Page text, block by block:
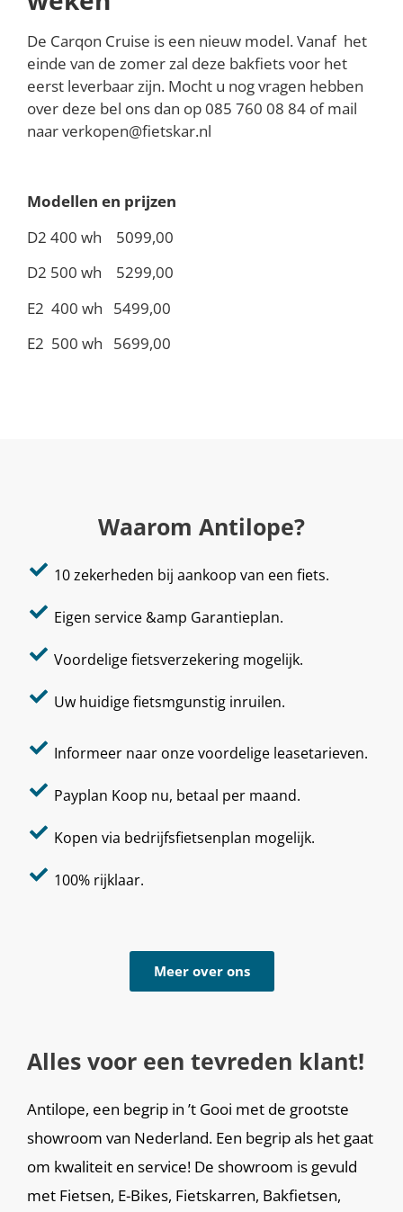
De Carqon Cruise is een nieuw model. Vanaf het
einde van de zomer zal deze bakfiets voor het
eerst leverbaar zijn. Mocht u nog vragen hebben
over deze bel ons dan op 085 760 08 84 of mail
naar verkopen@fietskar.nl
Modellen en prijzen
D2 400 wh 5099,00
D2 500 wh 5299,00
E2 400 wh 5499,00
E2 500 wh 5699,00
Waarom Antilope?
10 zekerheden bij aankoop van een fiets.
Eigen service &amp Garantieplan.
Voordelige fietsverzekering mogelijk.
Uw huidige fietsmgunstig inruilen.
Informeer naar onze voordelige leasetarieven.
Payplan Koop nu, betaal per maand.
Kopen via bedrijfsfietsenplan mogelijk.
100% rijklaar.
Meer over ons
Alles voor een tevreden klant!
Antilope, een begrip in ’t Gooi met de grootste
showroom van Nederland. Een begrip als het gaat
om kwaliteit en service! De showroom is gevuld
met Fietsen, E-Bikes, Fietskarren, Bakfietsen,